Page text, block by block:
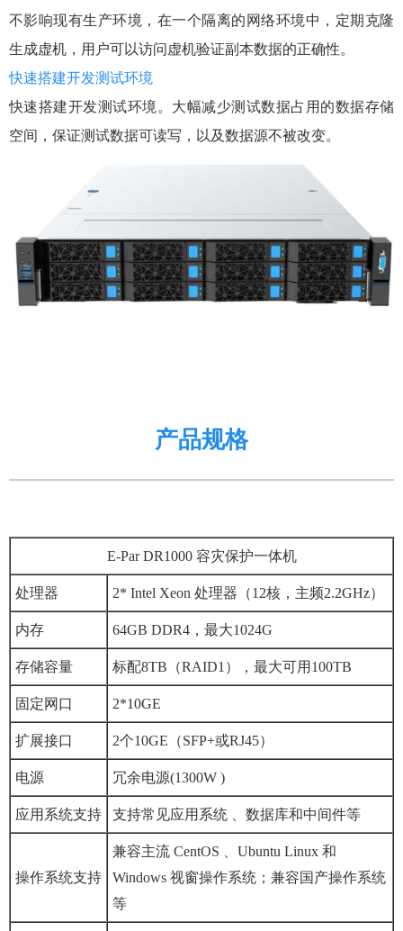
产品规格
E-Par DR1000 容灾保护一体机
处理器 2* Intel Xeon 处理器（12核，主频2.2GHz）
内存 64GB DDR4，最大1024G
存储容量 标配8TB（RAID1），最大可用100TB
固定网口 2*10GE
扩展接口 2个10GE（SFP+或RJ45）
电源 冗余电源(1300W )
应用系统支持 支持常见应用系统 、数据库和中间件等
操作系统支持
兼容主流 CentOS 、Ubuntu Linux 和
Windows 视窗操作系统；兼容国产操作系统
等
不影响现有生产环境，在一个隔离的网络环境中，定期克隆
生成虚机，用户可以访问虚机验证副本数据的正确性。
快速搭建开发测试环境
快速搭建开发测试环境。大幅减少测试数据占用的数据存储
空间，保证测试数据可读写，以及数据源不被改变。